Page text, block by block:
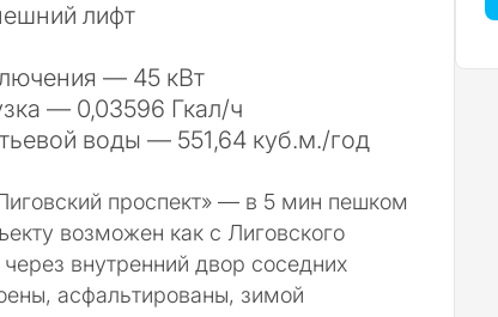
лифт
— 45 кВт
— 0,03596 Гкал/ч
воды — 551,64 куб.м./год
проспект» — в 5 мин пешком
возможен как с Лиговского
внутренний двор соседних
асфальтированы, зимой